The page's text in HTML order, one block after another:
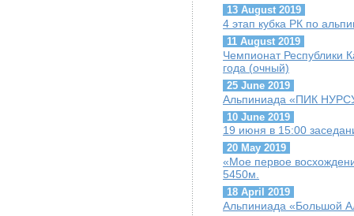
13 August 2019
4 этап кубка РК по
11 August 2019
Чемпионат Республики
года (очный)
25 June 2019
Альпиниада «ПИК
10 June 2019
19 июня в 15:00
20 May 2019
«Мое первое
5450м.
18 April 2019
Альпиниада «Большой